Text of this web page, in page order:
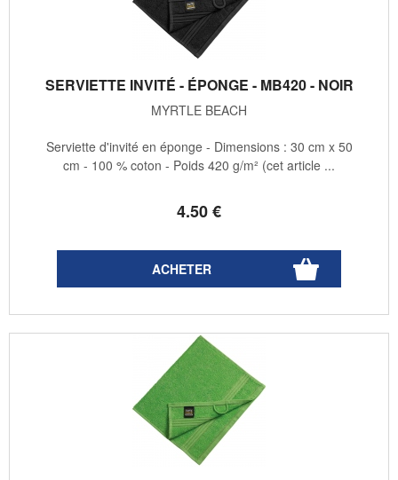
SERVIETTE INVITÉ - ÉPONGE - MB420 - NOIR
MYRTLE BEACH
4.50€
Serviette d'invité en éponge - Dimensions : 30 cm x 50
cm - 100 % coton - Poids 420 g/m² (cet article ...